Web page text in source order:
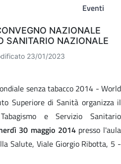
Eventi
NAZIONALE
SANITARIO NAZIONALE
23/01/2023
senza tabacco 2014 - World
Superiore di Sanità organizza il
e Servizio Sanitario
30 maggio 2014presso l'aula
Salute, Viale Giorgio Ribotta, 5 -